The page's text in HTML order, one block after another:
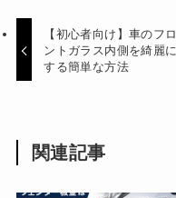
【初心者向け】車のフロ
ントガラス内側を綺麗に
する簡単な方法
関連記事